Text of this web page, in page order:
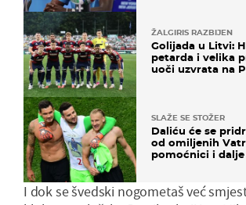
ŽALGIRIS RAZBIJEN
Golijada u Litvi:
petarda i velika
uoči uzvrata na
SLAŽE SE STOŽER
Daliću će se
od omiljenih
pomoćnici i
I dok se švedski nogometaš već